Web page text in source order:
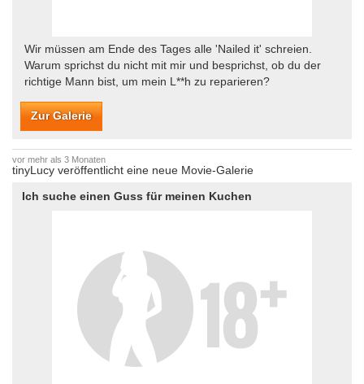
Wir müssen am Ende des Tages alle 'Nailed it' schreien.
Warum sprichst du nicht mit mir und besprichst, ob du der
richtige Mann bist, um mein L**h zu reparieren?
Zur Galerie
vor mehr als 3 Monaten
tinyLucy veröffentlicht eine neue Movie-Galerie
Ich suche einen Guss für meinen Kuchen